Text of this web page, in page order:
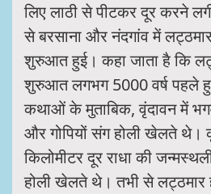
लिए लाठी से पीटकर दूर करने
से बरसाना और नंदगांव में
शुरुआत हुई। कहा जाता है कि
शुरुआत लगभग 5000 वर्ष पहले
कथाओं के मुताबिक, वृंदावन में
और गोपियों संग होली खेलते थे।
किलोमीटर दूर राधा की
होली खेलते थे। तभी से लट्ठमार